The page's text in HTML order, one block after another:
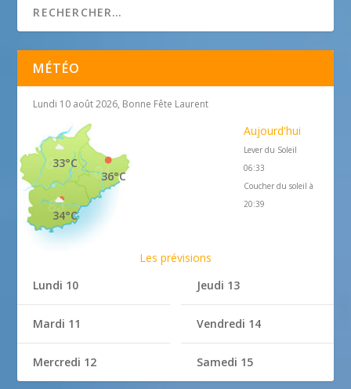
MÉTÉO
Lundi 10 août 2026, Bonne Fête Laurent
36°C
33°C
34°C
Aujourd'hui
Lever du Soleil
06:33
Coucher du soleil à
20:39
Les prévisions
Lundi 10
Mardi 11
Mercredi 12
Jeudi 13
Vendredi 14
Samedi 15